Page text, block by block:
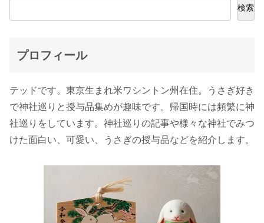
検索
プロフィール
テッドです。東京生まれ米ワシントン州在住。うさぎ好き
で神社巡りと授与品集めが趣味です。帰国時には頻繁に神
社巡りをしています。神社巡りの記事や様々な神社でみつ
けた面白い、可愛い、うさぎの授与品などを紹介します。